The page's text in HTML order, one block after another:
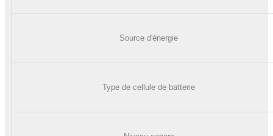
Source d'énergie
Type de cellule de batterie